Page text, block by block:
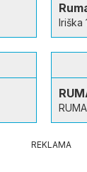
Iriška
REKLAMA